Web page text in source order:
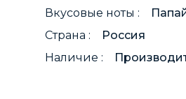
Вкусовые ноты :
Страна :
Россия
Наличие :